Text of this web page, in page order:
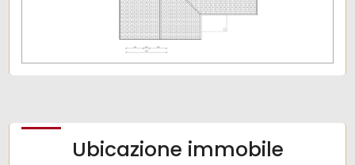
Ubicazione immobile
Balcone/Terrazzo
Arredato